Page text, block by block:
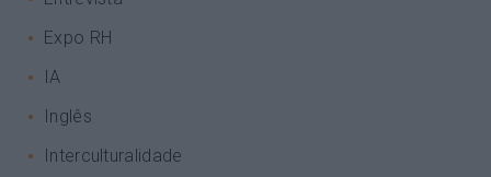
Expo RH
IA
Inglês
Interculturalidade